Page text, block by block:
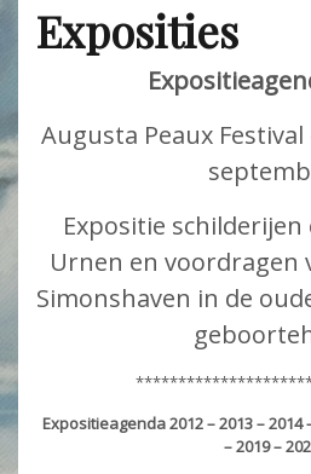
Exposities
Augusta Peaux
Expositie schilderijen
Urnen en voordragen
Simonshaven in de
Expositieagenda 2012 – 2013 – 2014
– 2019 –